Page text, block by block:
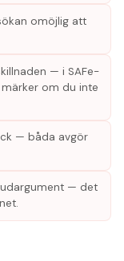
omöjlig att
— i SAFe-
om du inte
— båda avgör
— det